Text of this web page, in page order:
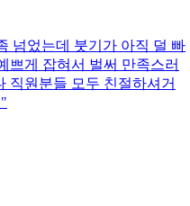
넘었는데 붓기가 아직 덜 빠
쁘게 잡혀서 벌써 만족스러
직원분들 모두 친절하셔거
"